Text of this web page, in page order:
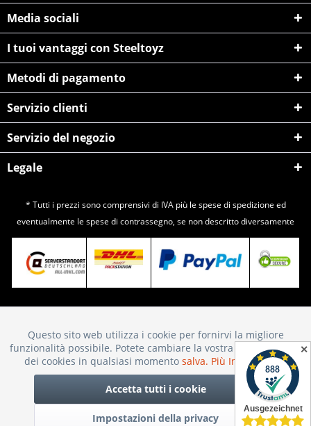
✕
Media sociali
I tuoi vantaggi con Steeltoyz
Metodi di pagamento
Servizio clienti
Servizio del negozio
Legale
* Tutti i prezzi sono comprensivi di IVA più le spese di spedizione ed
eventualmente le spese di contrassegno, se non descritto diversamente
Funktionale Attivo
Marketing Inattivo
Inattivo
Questo sito web utilizza i cookie per fornirvi la migliore
funzionalità possibile. Potete cambiare la vostra scelta sull'uso
dei cookies in qualsiasi momento salva. Più Informazioni
Accetta tutti i cookie
Impostazioni della privacy